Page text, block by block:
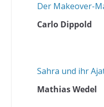
Der Makeover-
Carlo Dippold
Sahra und ihr
Mathias Wedel